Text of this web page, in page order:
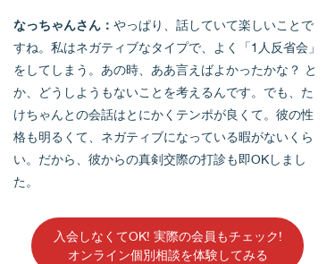
なっちゃんさん： やっぱり、話していて楽しいことで
すね。私はネガティブなタイプで、よく「1人反省会」
をしてしまう。あの時、ああ言えばよかったかな？ と
か、どうしようもないことを考えるんです。でも、た
けちゃんとの会話はとにかくテンポが良くて。彼の性
格も明るくて、ネガティブになっている暇がないくら
い。だから、彼からの真剣交際の打診も即OKしまし
た。
入会しなくてOK! 実際の会員もチェック!
オンライン個別相談を体験してみる